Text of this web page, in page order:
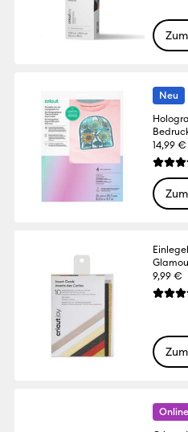
Neu
14,99 €
Die
9,99 €
Die